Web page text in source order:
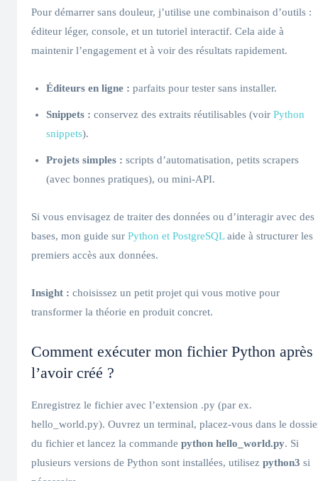
Pour démarrer sans douleur, j’utilise une combinaison d’outils :
éditeur léger, console, et un tutoriel interactif. Cela aide à
maintenir l’engagement et à voir des résultats rapidement.
Éditeurs en ligne : parfaits pour tester sans installer.
Snippets : conservez des extraits réutilisables (voir Python
snippets).
Projets simples : scripts d’automatisation, petits scrapers
(avec bonnes pratiques), ou mini-API.
Si vous envisagez de traiter des données ou d’interagir avec des
bases, mon guide sur Python et PostgreSQLaide à structurer les
premiers accès aux données.
Insight : choisissez un petit projet qui vous motive pour
transformer la théorie en produit concret.
Comment exécuter mon fichier Python après
l’avoir créé ?
Enregistrez le fichier avec l’extension .py (par ex.
hello_world.py). Ouvrez un terminal, placez-vous dans le
du fichier et lancez la commande python hello_world.py. Si
plusieurs versions de Python sont installées, utilisez python3 si